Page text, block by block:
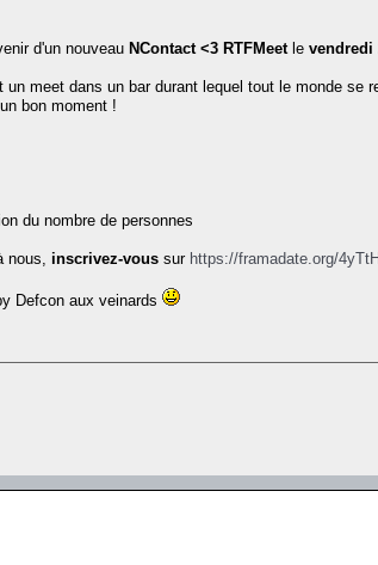
d'un nouveau NContact <3 RTFMeet le vendredi
un meet dans un bar durant lequel tout le monde
bon moment !
du nombre de personnes
nous, inscrivez-vous sur https://framadate.org/
Defcon aux veinards